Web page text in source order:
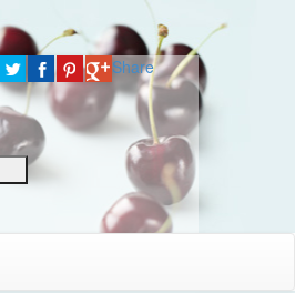
Share